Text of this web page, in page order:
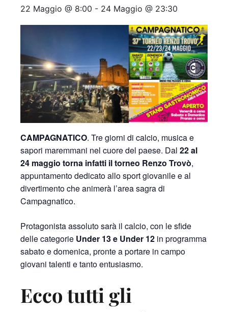
22 Maggio @ 8:00 - 24 Maggio @ 23:30
CAMPAGNATICO. Tre giorni di calcio, musica e
sapori maremmani nel cuore del paese. Dal 22 al
24 maggio torna infatti il torneo Renzo Trovò,
appuntamento dedicato allo sport giovanile e al
divertimento che animerà l’area sagra di
Campagnatico.
Protagonista assoluto sarà il calcio, con le sfide
delle categorie Under 13 e Under 12 in programma
sabato e domenica, pronte a portare in campo
giovani talenti e tanto entusiasmo.
Ecco tutti gli